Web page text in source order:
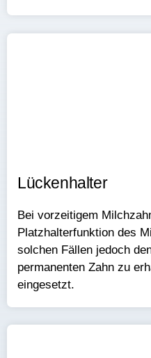
Lückenhalter​
Bei vorzeitigem
Platzhalterfunktion des
solchen Fällen jedoch
permanenten Zahn zu
eingesetzt.​